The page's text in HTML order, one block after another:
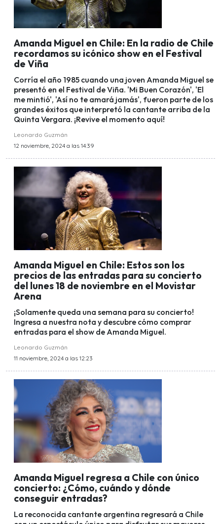
Amanda Miguel en Chile: En la radio de Chile
recordamos su icónico show en el Festival
de Viña
Corría el año 1985 cuando una joven Amanda Miguel se
presentó en el Festival de Viña. 'Mi Buen Corazón', 'El
me mintió', 'Así no te amará jamás', fueron parte de los
grandes éxitos que interpretó la cantante arriba de la
Quinta Vergara. ¡Revive el momento aquí!
Leonardo Guzmán
12 noviembre, 2024 a las 14:39
Amanda Miguel en Chile: Estos son los
precios de las entradas para su concierto
del lunes 18 de noviembre en el Movistar
Arena
¡Solamente queda una semana para su concierto!
Ingresa a nuestra nota y descubre cómo comprar
entradas para el show de Amanda Miguel.
Leonardo Guzmán
11 noviembre, 2024 a las 12:23
Amanda Miguel regresa a Chile con único
concierto: ¿Cómo, cuándo y dónde
conseguir entradas?
La reconocida cantante argentina regresará a Chile